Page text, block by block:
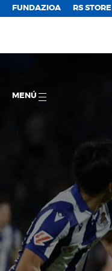
FUNDAZIOA RS STORE
MENÚ